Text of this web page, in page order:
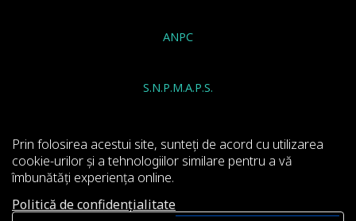
ANPC
S.N.P.M.A.P.S.
INSTITUTUL NATIONAL DE SANATATE PUBLICA
Prin folosirea acestui site, sunteți de acord cu utilizarea
cookie-urilor și a tehnologiilor similare pentru a vă
îmbunătăți experiența online.
Politică de confidențialitate